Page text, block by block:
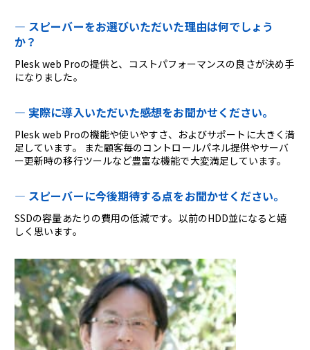
スピーバーをお選びいただいた理由は何でしょう
か？
Plesk web Proの提供と、コストパフォーマンスの良さが決め手
になりました。
実際に導入いただいた感想をお聞かせください。
Plesk web Proの機能や使いやすさ、およびサポートに大きく満
足しています。 また顧客毎のコントロールパネル提供やサーバ
ー更新時の移行ツールなど豊富な機能で大変満足しています。
スピーバーに今後期待する点をお聞かせください。
SSDの容量あたりの費用の低減です。以前のHDD並になると嬉
しく思います。